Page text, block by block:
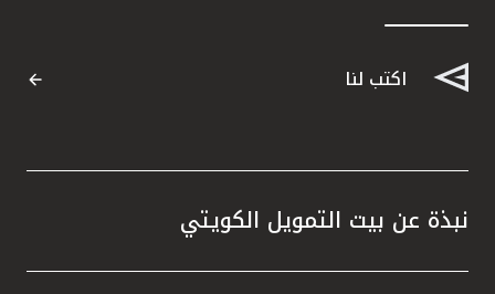
اكتب لنا
نبذة عن بيت التمويل الكويتي